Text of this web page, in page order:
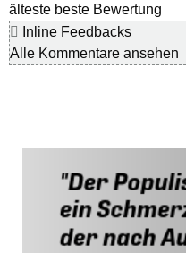
älteste beste Bewertung
Inline Feedbacks
Alle Kommentare ansehen